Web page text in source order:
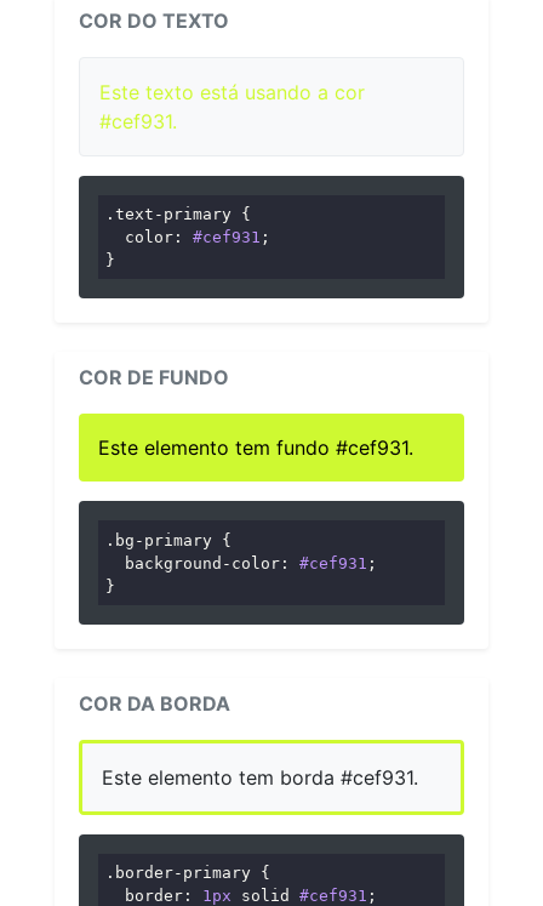
COR DO TEXTO
Este texto está usando a cor
#cef931.
.text-primary {
color : #cef931 ;
}
COR DE FUNDO
Este elemento tem fundo #cef931.
.bg-primary {
background-color : #cef931 ;
}
COR DA BORDA
Este elemento tem borda #cef931.
.border-primary {
border : 1px solid #cef931 ;